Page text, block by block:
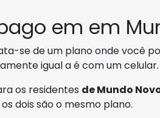
em em
se de um plano onde você
igual a é com um celular.
os residentes de Mundo
dois são o mesmo plano.